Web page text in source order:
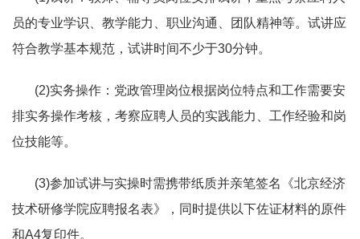
员的专业学识、教学能力、职业沟通、团队精神等。试讲应
符合教学基本规范，试讲时间不少于30分钟。
(2)实务操作：党政管理岗位根据岗位特点和工作需要安
排实务操作考核，考察应聘人员的实践能力、工作经验和岗
位技能等。
(3)参加试讲与实操时需携带纸质并亲笔签名《北京经济
技术研修学院应聘报名表》，同时提供以下佐证材料的原件
和A4复印件。